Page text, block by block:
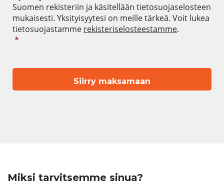
Suomen rekisteriin ja käsitellään tietosuojaselosteen
mukaisesti. Yksityisyytesi on meille tärkeä. Voit lukea
tietosuojastamme rekisteriselosteestamme.
*
Miksi tarvitsemme sinua?